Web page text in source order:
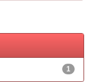
1